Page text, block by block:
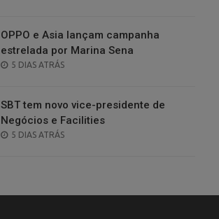
OPPO e Asia lançam campanha
estrelada por Marina Sena
POSTED
5 DIAS ATRÁS
SBT tem novo vice-presidente de
Negócios e Facilities
POSTED
5 DIAS ATRÁS